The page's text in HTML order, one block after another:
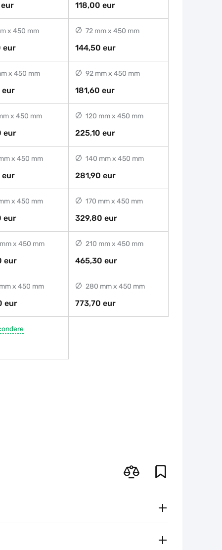
eur 118,00 eur
x 450 mm
eur
72 mm x 450 mm
144,50 eur
x 450 mm
eur
92 mm x 450 mm
181,60 eur
x 450 mm
eur
120 mm x 450 mm
225,10 eur
x 450 mm
eur
140 mm x 450 mm
281,90 eur
x 450 mm
eur
170 mm x 450 mm
329,80 eur
x 450 mm
eur
210 mm x 450 mm
465,30 eur
x 450 mm
eur
280 mm x 450 mm
773,70 eur
Secondo le tariffe del vettore